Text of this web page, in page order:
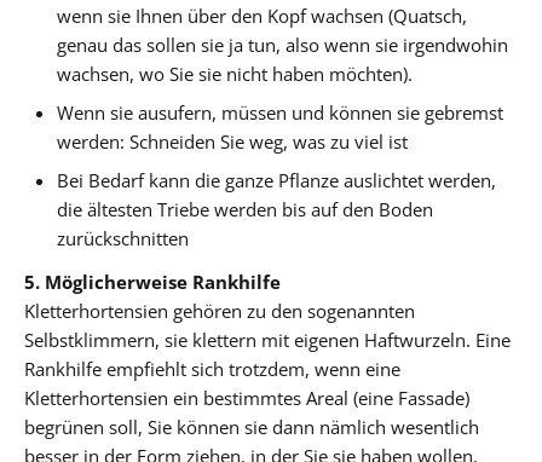
wenn sie Ihnen über den Kopf wachsen (Quatsch,
genau das sollen sie ja tun, also wenn sie irgendwohin
wachsen, wo Sie sie nicht haben möchten).
Wenn sie ausufern, müssen und können sie gebremst
werden: Schneiden Sie weg, was zu viel ist
Bei Bedarf kann die ganze Pflanze auslichtet werden,
die ältesten Triebe werden bis auf den Boden
zurückschnitten
5. Möglicherweise Rankhilfe
Kletterhortensien gehören zu den sogenannten
Selbstklimmern, sie klettern mit eigenen Haftwurzeln. Eine
Rankhilfe empfiehlt sich trotzdem, wenn eine
Kletterhortensien ein bestimmtes Areal (eine Fassade)
begrünen soll, Sie können sie dann nämlich wesentlich
besser in der Form ziehen, in der Sie sie haben wollen.